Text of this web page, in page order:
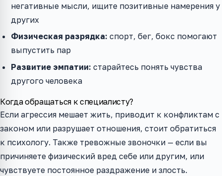
негативные мысли, ищите позитивные намерения у
других
Физическая разрядка: спорт, бег, бокс помогают
выпустить пар
Развитие эмпатии: старайтесь понять чувства
другого человека
Когда обращаться к специалисту?
Если агрессия мешает жить, приводит к конфликтам с
законом или разрушает отношения, стоит обратиться
к психологу. Также тревожные звоночки — если вы
причиняете физический вред себе или другим, или
чувствуете постоянное раздражение и злость.